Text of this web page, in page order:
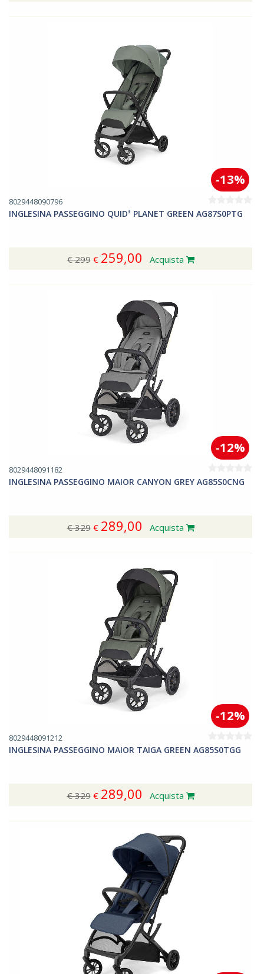
8029448090796
INGLESINA PASSEGGINO QUID³ PLANET GREEN AG87S0PTG
€ 299€ 259,00
-13%
Acquista
8029448091182
INGLESINA PASSEGGINO MAIOR CANYON GREY AG85S0CNG
€ 329€ 289,00
-12%
Acquista
8029448091212
INGLESINA PASSEGGINO MAIOR TAIGA GREEN AG85S0TGG
€ 329€ 289,00
-12%
Acquista